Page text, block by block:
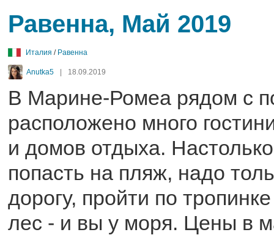
Равенна, Май 2019
Италия / Равенна
Anutka5 18.09.2019
В Марине-Ромеа рядом с
расположено много
и домов отдыха.
попасть на пляж, надо
дорогу, пройти по
лес - и вы у моря. Цены в